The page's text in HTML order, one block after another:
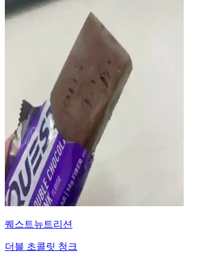
퀘스트뉴트리션
더블 초콜릿 청크